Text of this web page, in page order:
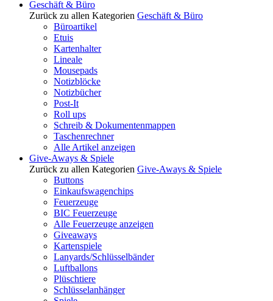
Geschäft & Büro
Zurück zu allen Kategorien Geschäft & Büro
Büroartikel
Etuis
Kartenhalter
Lineale
Mousepads
Notizblöcke
Notizbücher
Post-It
Roll ups
Schreib & Dokumentenmappen
Taschenrechner
Alle Artikel anzeigen
Give-Aways & Spiele
Zurück zu allen Kategorien Give-Aways & Spiele
Buttons
Einkaufswagenchips
Feuerzeuge
BIC Feuerzeuge
Alle Feuerzeuge anzeigen
Giveaways
Kartenspiele
Lanyards/Schlüsselbänder
Luftballons
Plüschtiere
Schlüsselanhänger